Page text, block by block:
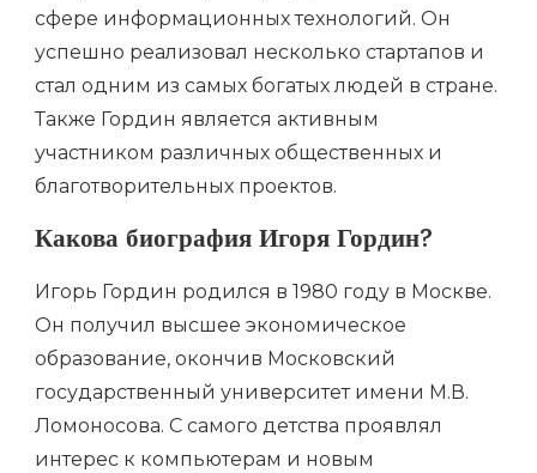
сфере информационных технологий. Он
успешно реализовал несколько стартапов и
стал одним из самых богатых людей в стране.
Также Гордин является активным
участником различных общественных и
благотворительных проектов.
Какова биография Игоря Гордин?
Игорь Гордин родился в 1980 году в Москве.
Он получил высшее экономическое
образование, окончив Московский
государственный университет имени М.В.
Ломоносова. С самого детства проявлял
интерес к компьютерам и новым